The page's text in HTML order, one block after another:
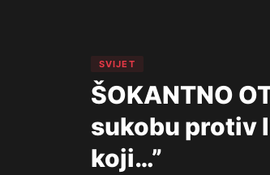
SVIJET
ŠOKANTNO
sukobu protiv
koji…”